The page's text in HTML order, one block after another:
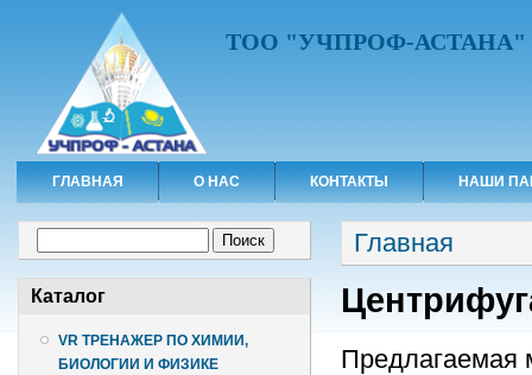
ТОО "УЧПРОФ-АСТАНА"
ГЛАВНАЯ О НАС КОНТАКТЫ НАШИ
Каталог
VR ТРЕНАЖЕР ПО ХИМИИ,
БИОЛОГИИ И ФИЗИКЕ
Вы здесь
Главная
Предлагаемая